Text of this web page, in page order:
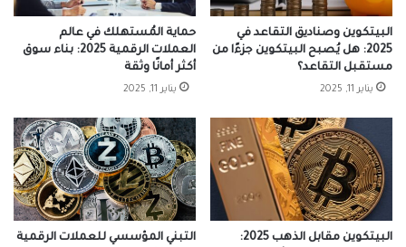
حماية المُستهلك في عالم
العملات الرقمية 2025: بناء سوق
أكثر أمانًا وثقة
يناير 11, 2025
البيتكوين وصناديق التقاعد في
2025: هل يُصبح البيتكوين جزءًا من
مستقبل التقاعد؟
يناير 11, 2025
التبني المؤسسي للعملات الرقمية
البيتكوين مقابل الذهب 2025: